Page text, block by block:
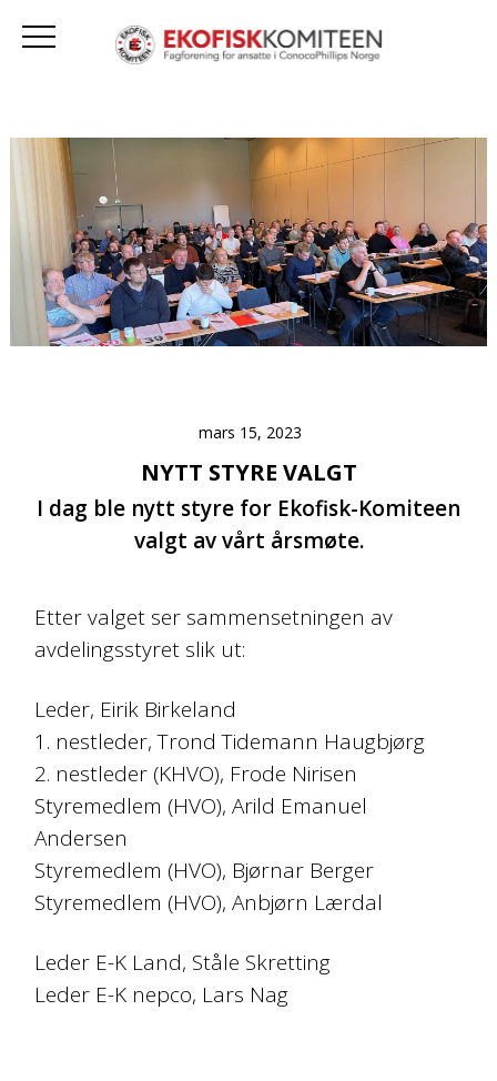
mars 15, 2023
NYTT STYRE VALGT
I dag ble nytt styre for Ekofisk-Komiteen
valgt av vårt årsmøte.
Etter valget ser sammensetningen av
avdelingsstyret slik ut:
Leder, Eirik Birkeland
1. nestleder, Trond Tidemann Haugbjørg
2. nestleder (KHVO), Frode Nirisen
Styremedlem (HVO), Arild Emanuel
Andersen
Styremedlem (HVO), Bjørnar Berger
Styremedlem (HVO), Anbjørn Lærdal
Leder E-K Land, Ståle Skretting
Leder E-K nepco, Lars Nag